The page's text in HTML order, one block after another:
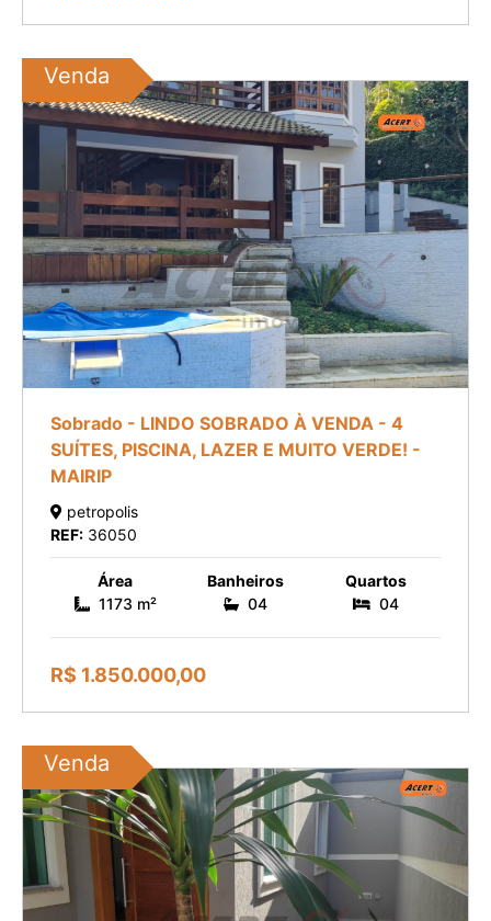
Venda
Sobrado - LINDO SOBRADO À VENDA - 4
SUÍTES, PISCINA, LAZER E MUITO VERDE! -
MAIRIP
petropolis
REF: 36050
Área
1173 m²
Banheiros
04
Quartos
04
R$ 1.850.000,00
Venda